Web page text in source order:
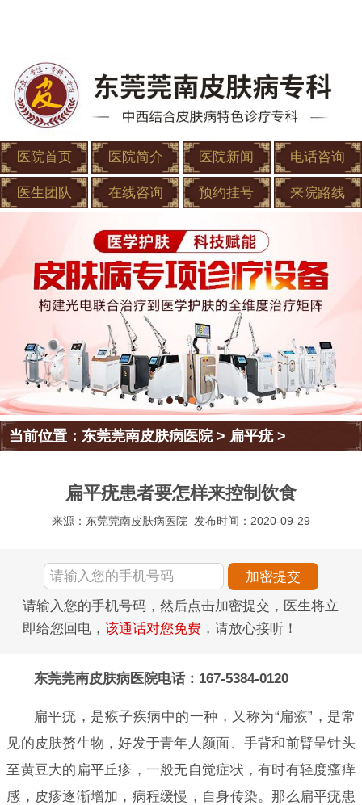
医院首页 医院简介 医院新闻 电话咨询
医生团队 在线咨询 预约挂号 来院路线
当前位置：东莞莞南皮肤病医院> 扁平疣>
扁平疣患者要怎样来控制饮食
来源：东莞莞南皮肤病医院 发布时间：2020-09-29
请输入您的手机号码，然后点击加密提交，医生将立
即给您回电， 该通话对您免费 ，请放心接听！
东莞莞南皮肤病医院电话：167-5384-0120
扁平疣，是瘊子疾病中的一种，又称为“扁瘊”，是常
见的皮肤赘生物，好发于青年人颜面、手背和前臂呈针头
至黄豆大的扁平丘疹，一般无自觉症状，有时有轻度瘙痒
感，皮疹逐渐增加，病程缓慢，自身传染。那么扁平疣患